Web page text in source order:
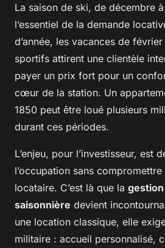
La saison de ski, de décembre
l’essentiel de la demande
d’année, les vacances de
sportifs attirent une clientèle
payer un prix fort pour un
cœur de la station. Un
1850 peut être loué plusieurs
durant ces périodes.
L’enjeu, pour l’investisseur, est
l’occupation sans compromettre
locataire. C’est là que la
saisonnière devient
une location classique, elle
militaire : accueil personnalisé,